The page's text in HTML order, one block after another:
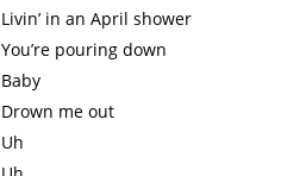
Livin’ in an April shower
You’re pouring down
Baby
Drown me out
Uh